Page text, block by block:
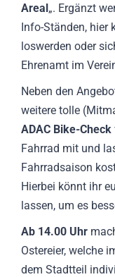
Areal„. Ergänzt
Info-Ständen, hier
loswerden oder
Ehrenamt im
Neben den
weitere tolle
ADAC Bike-Check
Fahrrad mit und
Fahrradsaison
Hierbei könnt ihr
lassen, um es
Ab 14.00 Uhr
Ostereier, welche
dem Stadtteil